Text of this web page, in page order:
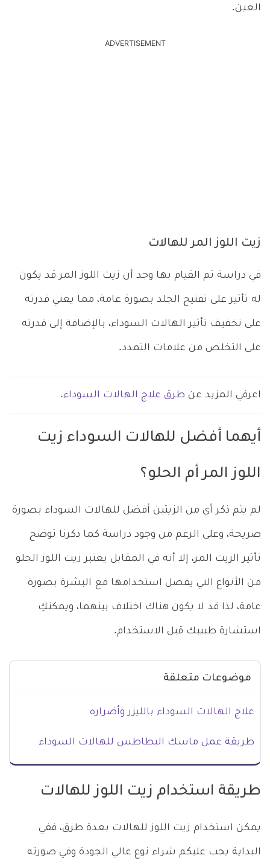
العين.
ADVERTISEMENT
زيت اللوز المر للهالات
في دراسة تم القيام بها وجد أن زيت اللوز المر قد يكون
له تأثير على تفتيح الجلد بصورة عامة، مما يعني قدرته
على تخفيف تأثير الهالات السوداء، بالإضافة إلى قدرته
على التخلص من علامات التمدد.
اعرفي المزيد عن طرق علاج الهالات السوداء.
أيهما أفضل للهالات السوداء زيت
اللوز المر أم الحلو؟
لم يتم ذكر أي من الزيتين أفضل للهالات السوداء بصورة
صريحة، وعلى الرغم من وجود دراسة كما ذكرنا توضح
تأثير الزيت المر، إلا أنه في المقابل يعتبر زيت اللوز الحلو
من الأنواع التي يفضل استخدامها مع البشرة بصورة
عامة، لذا قد لا يكون هناك اختلاف بينهما، ويمكنكِ
استشارة طبيبك قبل الاستخدام.
موضوعات متعلقة
علاج الهالات السوداء بالليزر وأضراره
طريقة عمل ماسك البطاطس للهالات السوداء
طريقة استخدام زيت اللوز للهالات
يمكن استخدام زيت اللوز للهالات بعدة طرق، ففي
البداية يجب عليكم شراء نوع عالي الجودة وفي صورته